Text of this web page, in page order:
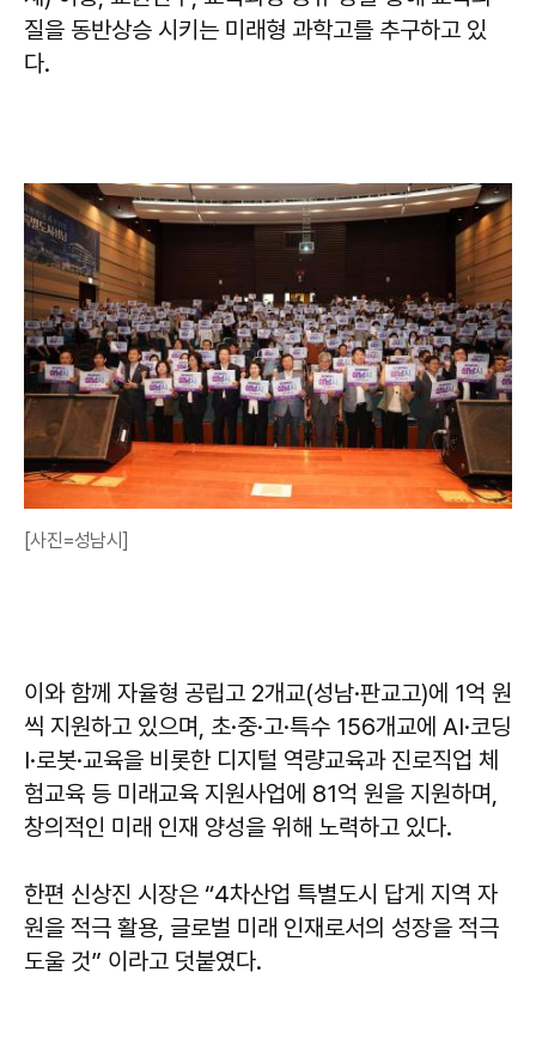
질을 동반상승 시키는 미래형 과학고를 추구하고 있
다.
[사진=성남시]
이와 함께 자율형 공립고 2개교(성남·판교고)에 1억 원
씩 지원하고 있으며, 초·중·고·특수 156개교에 AI·코딩
I·로봇·교육을 비롯한 디지털 역량교육과 진로직업 체
험교육 등 미래교육 지원사업에 81억 원을 지원하며,
창의적인 미래 인재 양성을 위해 노력하고 있다.
한편 신상진 시장은 “4차산업 특별도시 답게 지역 자
원을 적극 활용, 글로벌 미래 인재로서의 성장을 적극
도울 것” 이라고 덧붙였다.